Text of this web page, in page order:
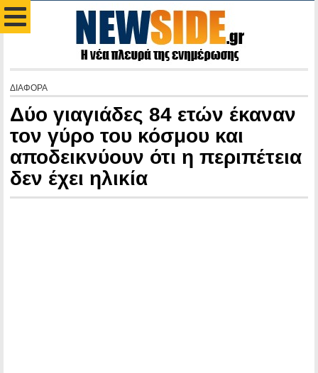
ΔΙΑΦΟΡΑ
Δύο γιαγιάδες 84 ετών έκαναν
τον γύρο του κόσμου και
αποδεικνύουν ότι η περιπέτεια
δεν έχει ηλικία